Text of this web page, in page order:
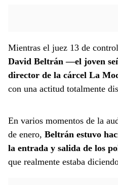
Mientras el juez 13 de
David Beltrán —el joven
director de la cárcel La
con una actitud totalmente
En varios momentos de la
de enero, Beltrán estuvo
la entrada y salida de los
que realmente estaba